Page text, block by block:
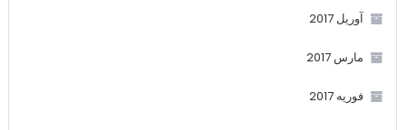
آوریل 2017
مارس 2017
فوریه 2017